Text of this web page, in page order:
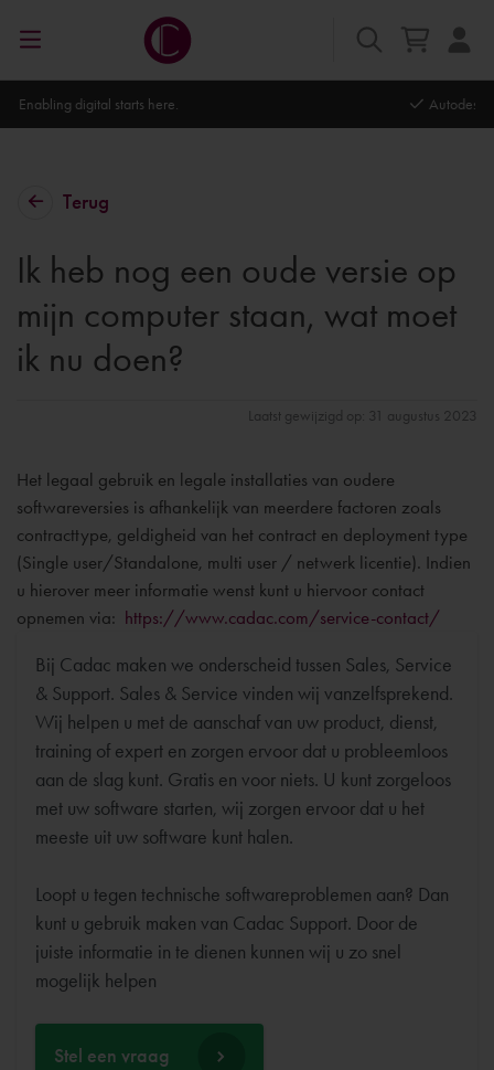
Autodesk Platinum Partner
Terug
Ik heb nog een oude versie op
mijn computer staan, wat moet
ik nu doen?
Laatst gewijzigd op: 31 augustus 2023
Het legaal gebruik en legale installaties van oudere
softwareversies is afhankelijk van meerdere factoren zoals
contracttype, geldigheid van het contract en deployment type
(Single user/Standalone, multi user / netwerk licentie). Indien
u hierover meer informatie wenst kunt u hiervoor contact
opnemen via: https://www.cadac.com/service-contact/
Bij Cadac maken we onderscheid tussen Sales, Service
& Support. Sales & Service vinden wij vanzelfsprekend.
Wij helpen u met de aanschaf van uw product, dienst,
training of expert en zorgen ervoor dat u probleemloos
aan de slag kunt. Gratis en voor niets. U kunt zorgeloos
met uw software starten, wij zorgen ervoor dat u het
meeste uit uw software kunt halen.
Loopt u tegen technische softwareproblemen aan? Dan
kunt u gebruik maken van Cadac Support. Door de
juiste informatie in te dienen kunnen wij u zo snel
Stel een vraag